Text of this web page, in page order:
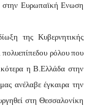
στην Ευρωπαϊκή Ενωση
της Κυβερνητικής
πολυεπίπεδου ρόλου που
η Β.Ελλάδα στην
ανέλαβε έγκαιρα την
στη Θεσσαλονίκη